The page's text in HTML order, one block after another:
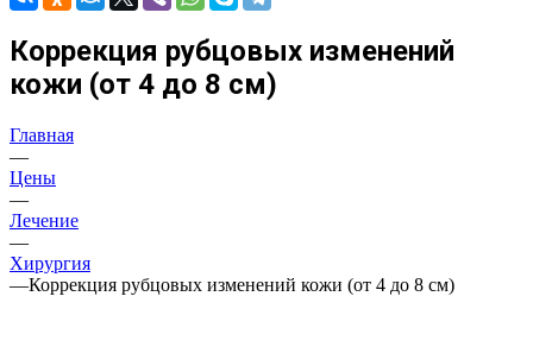
Коррекция рубцовых изменений
кожи (от 4 до 8 см)
Главная
—
Цены
—
Лечение
—
Хирургия
—Коррекция рубцовых изменений кожи (от 4 до 8 см)